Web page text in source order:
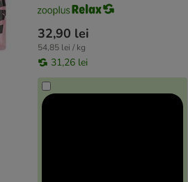
32,90 lei
54,85 lei / kg
31,26 lei